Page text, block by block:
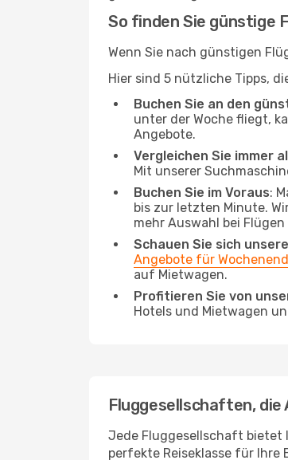
So finden Sie günstige
Wenn Sie nach günstigen
Hier sind 5 nützliche Tipps,
Buchen Sie an den
unter der Woche fliegt,
Angebote.
Vergleichen Sie immer
Mit unserer
Buchen Sie im Voraus:
bis zur letzten Minute.
mehr Auswahl bei
Schauen Sie sich
Angebote für
auf Mietwagen.
Profitieren Sie von
Hotels und Mietwagen
Fluggesellschaften, die
Jede Fluggesellschaft bietet
perfekte Reiseklasse für Ihre